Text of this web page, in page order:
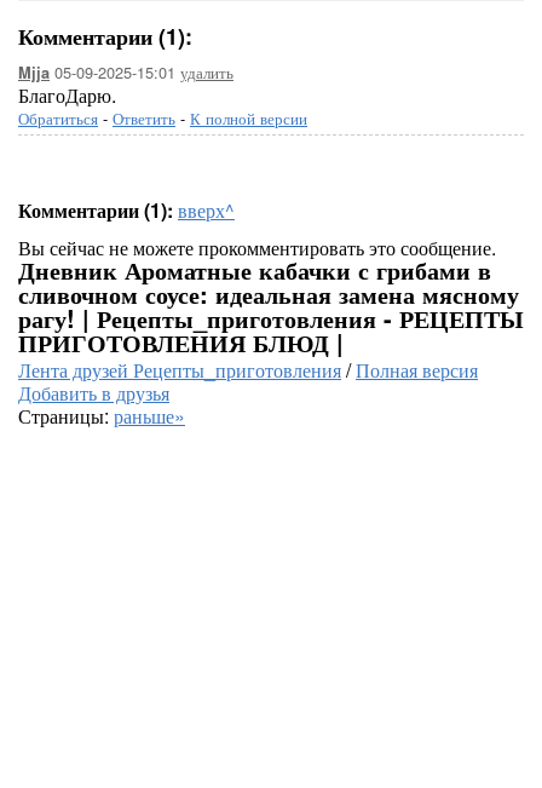
Комментарии (1):
Mjja 05-09-2025-15:01 удалить
БлагоДарю.
Обратиться - Ответить - К полной версии
Комментарии (1): вверх^
Вы сейчас не можете прокомментировать это сообщение.
Дневник Ароматные кабачки с грибами в
сливочном соусе: идеальная замена мясному
рагу! | Рецепты_приготовления - РЕЦЕПТЫ
ПРИГОТОВЛЕНИЯ БЛЮД |
Лента друзей Рецепты_приготовления/Полная версия
Добавить в друзья
Страницы: раньше»